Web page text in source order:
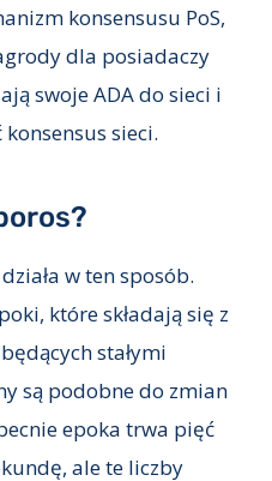
konsensusu PoS,
dla posiadaczy
swoje ADA do sieci i
sieci.
w ten sposób.
które składają się z
stałymi
są podobne do zmian
epoka trwa pięć
ale te liczby